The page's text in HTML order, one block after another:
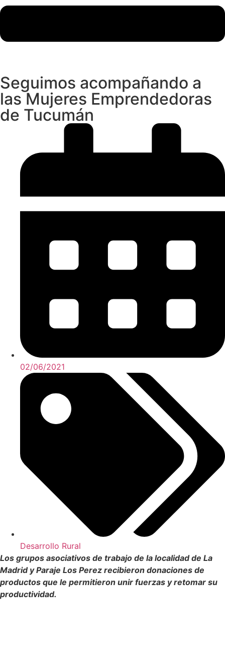
Seguimos acompañando a
las Mujeres Emprendedoras
de Tucumán
02/06/2021
Desarrollo Rural
Los grupos asociativos de trabajo de la localidad de La
Madrid y Paraje Los Perez recibieron donaciones de
productos que le permitieron unir fuerzas y retomar su
productividad.